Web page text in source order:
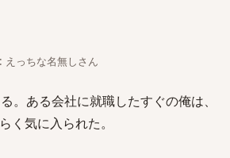
っちな名無しさん
。ある会社に就職したすぐの俺は、
く気に入られた。